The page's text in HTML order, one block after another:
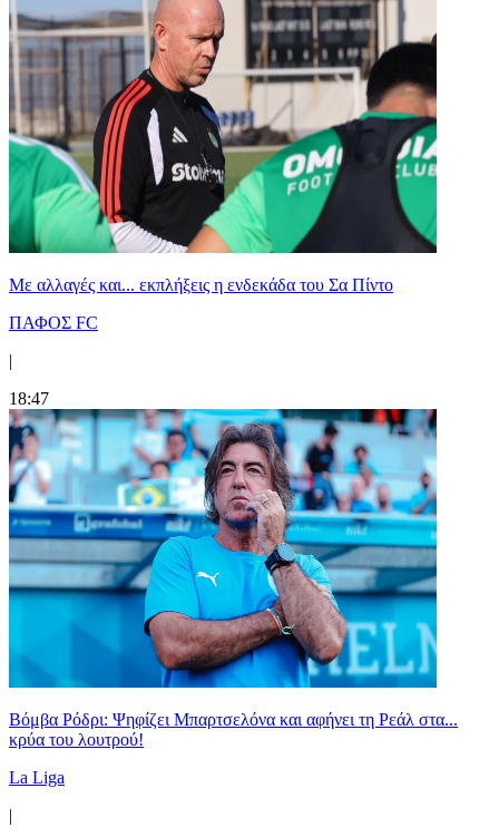
Με αλλαγές και... εκπλήξεις η ενδεκάδα του Σα Πίντο
ΠΑΦΟΣ FC
|
18:47
Βόμβα Ρόδρι: Ψηφίζει Μπαρτσελόνα και αφήνει τη Ρεάλ στα...
κρύα του λουτρού!
La Liga
|